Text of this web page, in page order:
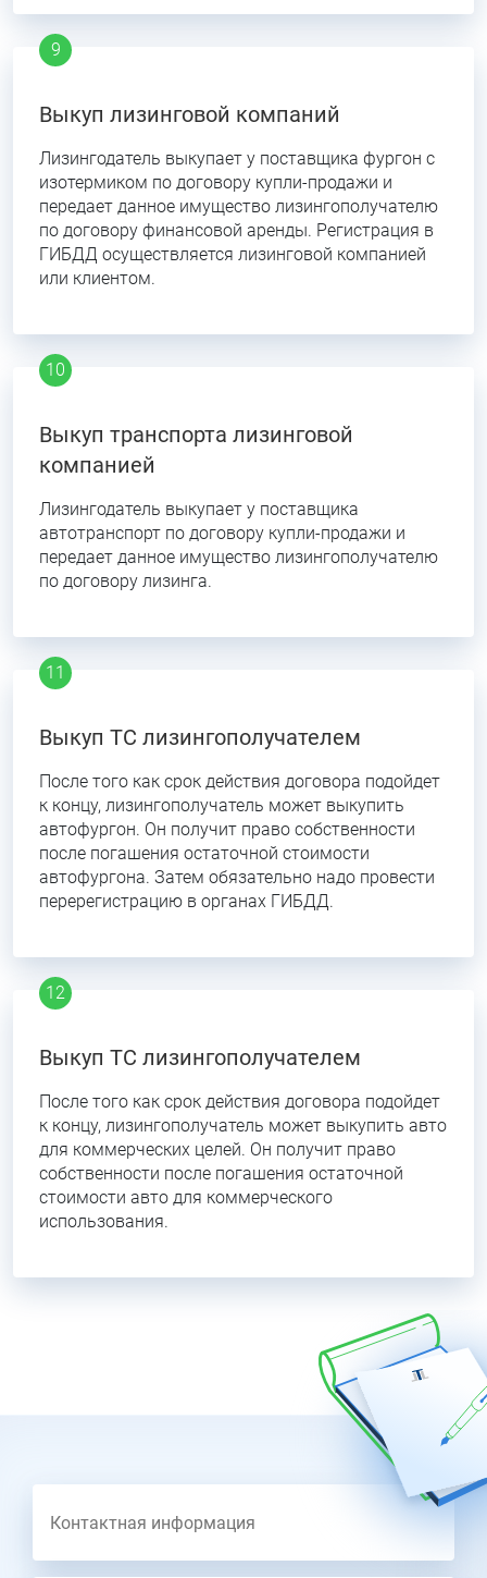
Выкуп лизинговой компаний
Лизингодатель выкупает у поставщика фургон с
изотермиком по договору купли-продажи и
передает данное имущество лизингополучателю
по договору финансовой аренды. Регистрация в
ГИБДД осуществляется лизинговой компанией
или клиентом.
Выкуп транспорта лизинговой
компанией
Лизингодатель выкупает у поставщика
автотранспорт по договору купли-продажи и
передает данное имущество лизингополучателю
по договору лизинга.
Выкуп ТС лизингополучателем
После того как срок действия договора подойдет
к концу, лизингополучатель может выкупить
автофургон. Он получит право собственности
после погашения остаточной стоимости
автофургона. Затем обязательно надо провести
перерегистрацию в органах ГИБДД.
Выкуп ТС лизингополучателем
После того как срок действия договора подойдет
к концу, лизингополучатель может выкупить авто
для коммерческих целей. Он получит право
собственности после погашения остаточной
стоимости авто для коммерческого
использования.